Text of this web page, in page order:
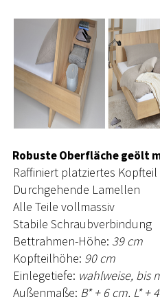
Robuste Oberfläche geölt
Raffiniert platziertes Kopfteil
Durchgehende Lamellen
Alle Teile vollmassiv
Stabile Schraubverbindung
Bettrahmen-Höhe: 39 cm
Kopfteilhöhe: 90 cm
Einlegetiefe: wahlweise, bis
Außenmaße: B* + 6 cm, L* +